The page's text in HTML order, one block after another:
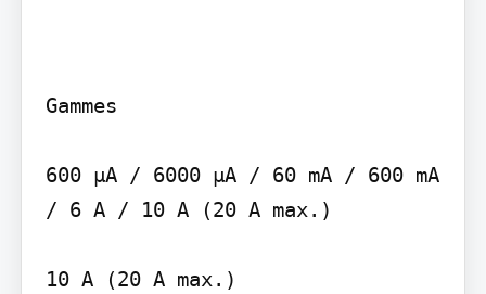
Gammes
600 µA / 6000 µA / 60 mA / 600 mA
/ 6 A / 10 A (20 A max.)
10 A (20 A max.)